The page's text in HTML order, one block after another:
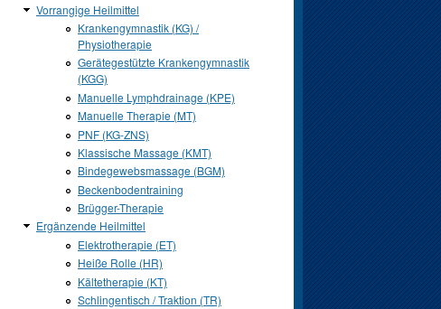
Vorrangige Heilmittel
Krankengymnastik (KG) /
Physiotherapie
Gerätegestützte Krankengymnastik
(KGG)
Manuelle Lymphdrainage (KPE)
Manuelle Therapie (MT)
PNF (KG-ZNS)
Klassische Massage (KMT)
Bindegewebsmassage (BGM)
Beckenbodentraining
Brügger-Therapie
Ergänzende Heilmittel
Elektrotherapie (ET)
Heiße Rolle (HR)
Kältetherapie (KT)
Schlingentisch / Traktion (TR)